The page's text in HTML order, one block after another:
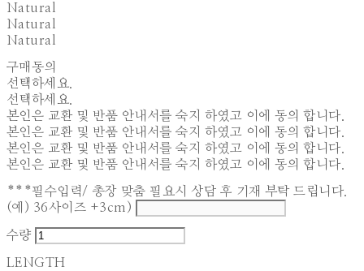
Natural
Natural
Natural
구매동의
선택하세요.
선택하세요.
본인은 교환 및 반품 안내서를 숙지 하였고 이에 동의 합니다.
본인은 교환 및 반품 안내서를 숙지 하였고 이에 동의 합니다.
본인은 교환 및 반품 안내서를 숙지 하였고 이에 동의 합니다.
본인은 교환 및 반품 안내서를 숙지 하였고 이에 동의 합니다.
***필수입력/ 총장 맞춤 필요시 상담 후 기재 부탁 드립니다.
(예) 36사이즈 +3cm)
수량
LENGTH